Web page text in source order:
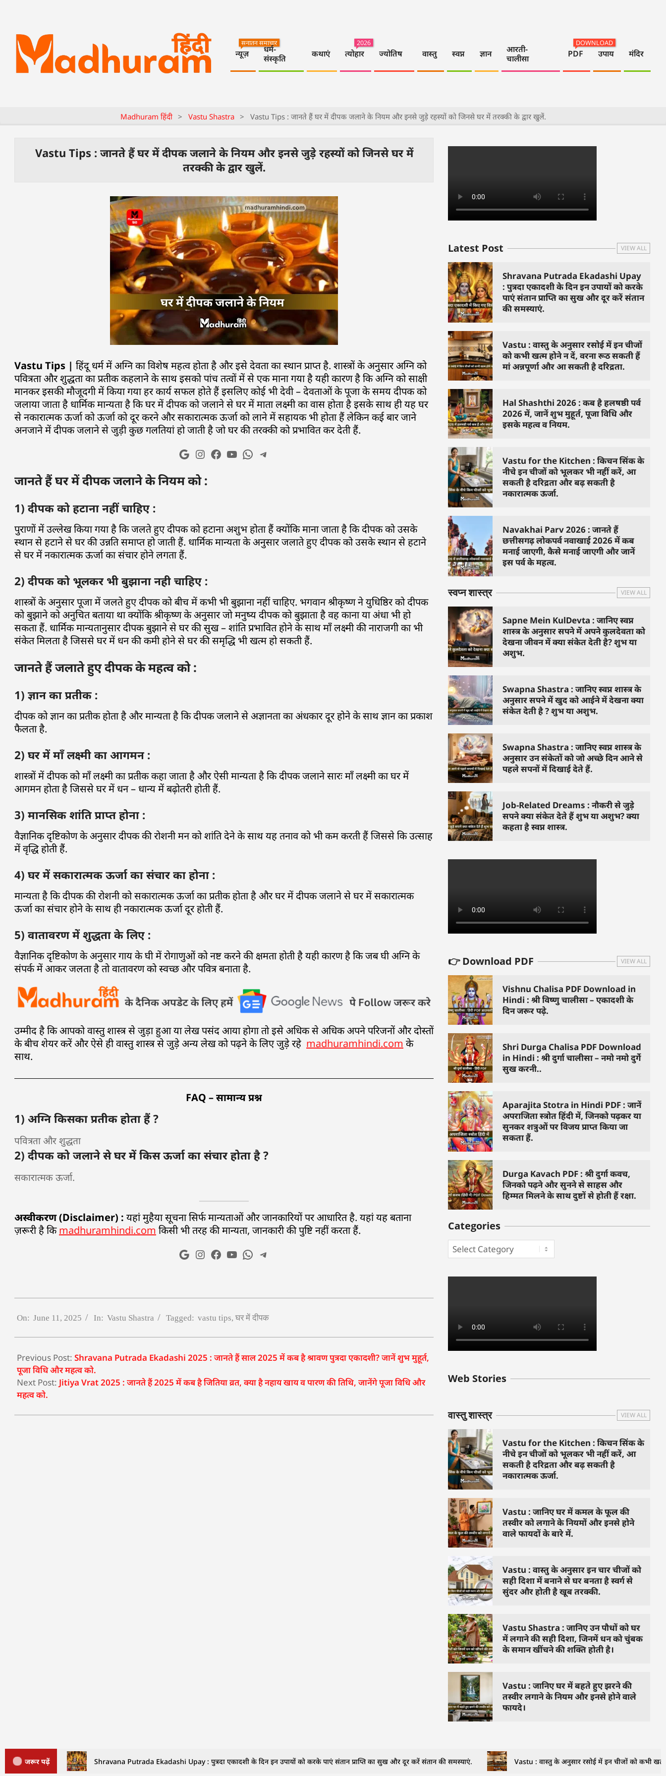
न्यूज़
सनातन समाचार
धर्म-
संस्कृति
कथाएं त्योहार
2026
ज्योतिष वास्तु स्वप्न ज्ञान
आरती-
चालीसा
PDF
DOWNLOAD
उपाय मंदिर
Madhuram हिंदी > Vastu Shastra > Vastu Tips : जानते हैं घर में दीपक जलाने के नियम और इनसे जुड़े रहस्यों को जिनसे घर में तरक्की के द्वार खुलें.
Vastu Tips : जानते हैं घर में दीपक जलाने के नियम और इनसे जुड़े रहस्यों को जिनसे घर में
तरक्की के द्वार खुलें.
Vastu Tips | हिंदू धर्म में अग्नि का विशेष महत्व होता है और इसे देवता का स्थान प्राप्त है. शास्त्रों के अनुसार अग्नि को
पवित्रता और शुद्धता का प्रतीक कहलाने के साथ इसको पांच तत्वों में से एक माना गया है यही कारण है कि अग्नि को साक्षी
मानकर इसकी मौजूदगी में किया गया हर कार्य सफल होते हैं इसलिए कोई भी देवी – देवताओं के पूजा के समय दीपक को
जलाया जाता है धार्मिक मान्यता है कि घर में दीपक को जलाने से घर में माता लक्ष्मी का वास होता है इसके साथ ही यह घर
से नकारात्मक ऊर्जा को ऊर्जा को दूर करने और सकारात्मक ऊर्जा को लाने में सहायक भी होता हैं लेकिन कई बार जाने
अनजाने में दीपक जलाने से जुड़ी कुछ गलतियां हो जाती है जो घर की तरक्की को प्रभावित कर देती हैं.
जानते हैं घर में दीपक जलाने के नियम को :
1) दीपक को हटाना नहीं चाहिए :
पुराणों में उल्लेख किया गया है कि जलते हुए दीपक को हटाना अशुभ होता हैं क्योंकि माना जाता है कि दीपक को उसके
स्थान से हटाने से घर की उन्नति समाप्त हो जाती हैं. धार्मिक मान्यता के अनुसार जलाते हुए दीपक को उसके स्थान से हटाने
से घर में नकारात्मक ऊर्जा का संचार होने लगता हैं.
2) दीपक को भूलकर भी बुझाना नही चाहिए :
शास्त्रों के अनुसार पूजा में जलते हुए दीपक को बीच में कभी भी बुझाना नहीं चाहिए. भगवान श्रीकृष्ण ने युधिष्ठिर को दीपक
को बुझाने को अनुचित बताया था क्योंकि श्रीकृष्ण के अनुसार जो मनुष्य दीपक को बुझाता है वह काना या अंधा भी हो
सकता हैं. धार्मिक मान्यतानुसार दीपक बुझाने से घर की सुख – शांति प्रभावित होने के साथ माँ लक्ष्मी की नाराजगी का भी
संकेत मिलता है जिससे घर में धन की कमी होने से घर की समृद्धि भी खत्म हो सकती हैं.
जानते हैं जलाते हुए दीपक के महत्व को :
1) ज्ञान का प्रतीक :
दीपक को ज्ञान का प्रतीक होता है और मान्यता है कि दीपक जलाने से अज्ञानता का अंधकार दूर होने के साथ ज्ञान का प्रकाश
फैलता है.
2) घर में माँ लक्ष्मी का आगमन :
शास्त्रों में दीपक को माँ लक्ष्मी का प्रतीक कहा जाता है और ऐसी मान्यता है कि दीपक जलाने सारः माँ लक्ष्मी का घर में
आगमन होता है जिससे घर में धन – धान्य में बढ़ोतरी होती हैं.
3) मानसिक शांति प्राप्त होना :
वैज्ञानिक दृष्टिकोण के अनुसार दीपक की रोशनी मन को शांति देने के साथ यह तनाव को भी कम करती हैं जिससे कि उत्साह
में वृद्धि होती हैं.
4) घर में सकारात्मक ऊर्जा का संचार का होना :
मान्यता है कि दीपक की रोशनी को सकारात्मक ऊर्जा का प्रतीक होता है और घर में दीपक जलाने से घर में सकारात्मक
ऊर्जा का संचार होने के साथ ही नकारात्मक ऊर्जा दूर होती हैं.
5) वातावरण में शुद्धता के लिए :
वैज्ञानिक दृष्टिकोण के अनुसार गाय के घी में रोगाणुओं को नष्ट करने की क्षमता होती है यही कारण है कि जब घी अग्नि के
संपर्क में आकर जलता है तो वातावरण को स्वच्छ और पवित्र बनाता है.
उम्मीद है कि आपको वास्तु शास्त्र से जुड़ा हुआ या लेख पसंद आया होगा तो इसे अधिक से अधिक अपने परिजनों और दोस्तों
के बीच शेयर करें और ऐसे ही वास्तु शास्त्र से जुड़े अन्य लेख को पढ़ने के लिए जुड़े रहे madhuramhindi.com के
साथ.
FAQ – सामान्य प्रश्न
1) अग्नि किसका प्रतीक होता हैं ?
पवित्रता और शुद्धता
2) दीपक को जलाने से घर में किस ऊर्जा का संचार होता है ?
सकारात्मक ऊर्जा.
अस्वीकरण (Disclaimer) : यहां मुहैया सूचना सिर्फ मान्यताओं और जानकारियों पर आधारित है. यहां यह बताना
ज़रूरी है किmadhuramhindi.com किसी भी तरह की मान्यता, जानकारी की पुष्टि नहीं करता हैं.
On: June 11, 2025 In: Vastu Shastra Tagged: vastu tips, घर में दीपक
Previous Post: Shravana Putrada Ekadashi 2025 : जानते हैं साल 2025 में कब है श्रावण पुत्रदा एकादशी? जानें शुभ मुहूर्त,
पूजा विधि और महत्व को.
Next Post: Jitiya Vrat 2025 : जानते हैं 2025 में कब है जितिया व्रत, क्या है नहाय खाय व पारण की तिथि, जानेंगे पूजा विधि और
महत्व को.
Latest Post VIEW ALL
Shravana Putrada Ekadashi Upay
: पुत्रदा एकादशी के दिन इन उपायों को करके
पाएं संतान प्राप्ति का सुख और दूर करें संतान
की समस्याएं.
Vastu : वास्तु के अनुसार रसोई में इन चीजों
को कभी खत्म होने न दें, वरना रूठ सकती हैं
मां अन्नपूर्णा और आ सकती है दरिद्रता.
Hal Shashthi 2026 : कब है हलषष्ठी पर्व
2026 में, जानें शुभ मुहूर्त, पूजा विधि और
इसके महत्व व नियम.
Vastu for the Kitchen : किचन सिंक के
नीचे इन चीजों को भूलकर भी नहीं करें, आ
सकती है दरिद्रता और बढ़ सकती है
नकारात्मक ऊर्जा.
Navakhai Parv 2026 : जानते हैं
छत्तीसगढ़ लोकपर्व नवाखाई 2026 में कब
मनाई जाएगी, कैसे मनाई जाएगी और जानें
इस पर्व के महत्व.
स्वप्न शास्त्र VIEW ALL
Sapne Mein KulDevta : जानिए स्वप्न
शास्त्र के अनुसार सपने में अपने कुलदेवता को
देखना जीवन में क्या संकेत देती है? शुभ या
अशुभ.
Swapna Shastra : जानिए स्वप्न शास्त्र के
अनुसार सपने में खुद को आईने में देखना क्या
संकेत देती है ? शुभ या अशुभ.
Swapna Shastra : जानिए स्वप्न शास्त्र के
अनुसार उन संकेतों को जो अच्छे दिन आने से
पहले सपनों में दिखाई देते हैं.
Job-Related Dreams : नौकरी से जुड़े
सपने क्या संकेत देते हैं शुभ या अशुभ? क्या
कहता है स्वप्न शास्त्र.
👉 Download PDF VIEW ALL
Vishnu Chalisa PDF Download in
Hindi : श्री विष्णु चालीसा – एकादशी के
दिन जरूर पढ़े.
Shri Durga Chalisa PDF Download
in Hindi : श्री दुर्गा चालीसा – नमो नमो दुर्गे
सुख करनी..
Aparajita Stotra in Hindi PDF : जानें
अपराजिता स्त्रोत हिंदी में, जिनको पढ़कर या
सुनकर शत्रुओं पर विजय प्राप्त किया जा
सकता हैं.
Durga Kavach PDF : श्री दुर्गा कवच,
जिनको पढ़ने और सुनने से साहस और
हिम्मत मिलने के साथ दुष्टों से होती हैं रक्षा.
Categories
Web Stories
बुधवार के उपाय :
जिनसे हो गणेश जी
वास्तु शास्त्र VIEW ALL
Vastu for the Kitchen : किचन सिंक के
नीचे इन चीजों को भूलकर भी नहीं करें, आ
सकती है दरिद्रता और बढ़ सकती है
नकारात्मक ऊर्जा.
Vastu : जानिए घर में कमल के फूल की
तस्वीर को लगाने के नियमों और इनसे होने
वाले फायदों के बारे में.
Vastu : वास्तु के अनुसार इन चार चीजों को
सही दिशा में बनाने से घर बनता है स्वर्ग से
सुंदर और होती है खूब तरक्की.
Vastu Shastra : जानिए उन पौधों को घर
में लगाने की सही दिशा, जिनमें धन को चुंबक
के समान खींचने की शक्ति होती है।
Vastu : जानिए घर में बहते हुए झरने की
तस्वीर लगाने के नियम और इनसे होने वाले
फायदे।
जरूर पढ़ें Shravana Putrada Ekadashi Upay : पुत्रदा एकादशी के दिन इन उपायों को करके पाएं संतान प्राप्ति का सुख और दूर करें संतान की समस्याएं. Vastu : वास्तु के अनुसार रसोई में इन चीजों को कभी